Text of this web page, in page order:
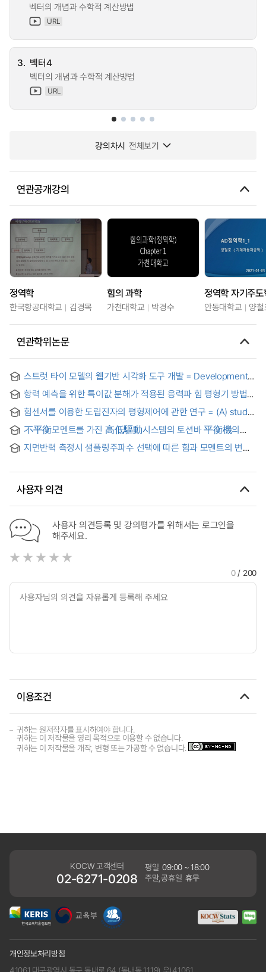
벡터의 개념과 수학적 계산방법
URL
3. 벡터4
벡터의 개념과 수학적 계산방법
URL
강의차시 전체보기
연관공개강의
정역학
한국항공대학교 김경목
힘의 과학
가천대학교 박경수
정역학 자기주
안동대학교 양
연관학위논문
스트럿 타이 모델의 웹기반 시각화 도구 개발 = Development
항력 예측을 위한 특이값 분해가 적용된 응력파 힘 평형기 방법론
Value Decomposition for Drag Prediction
힘센서를 이용한 도립진자의 평형제어에 관한 연구 = (A) study
of the control of an inverted pendulum control using the
force sensor
不平衡모멘트를 가진 高低驅動시스템의 토션바 平衡機의
지면반력 측정시 샘플링주파수 선택에 따른 힘과 모멘트의 변화
사용자 의견
사용자 의견등록 및 강의평가를 위해서는 로그인을
해주세요.
0/ 200
이용조건
귀하는 원저작자를 표시하여야 합니다.
귀하는 이 저작물을 영리 목적으로 이용할 수 없습니다.
귀하는 이 저작물을 개작, 변형 또는 가공할 수 없습니다.
KOCW 고객센터
02-6271-0208
평일 09:00 ~ 18:00
주말,공휴일 휴무
개인정보처리방침